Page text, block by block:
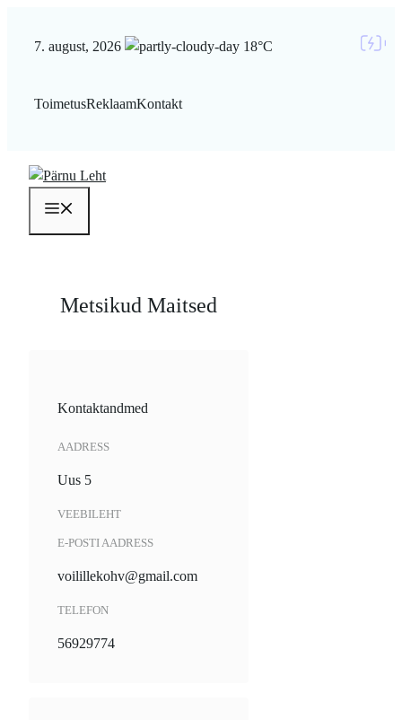
7. august, 2026 18°C
ToimetusReklaamKontakt
Metsikud Maitsed
Kontaktandmed
AADRESS
Uus 5
VEEBILEHT
E-POSTI AADRESS
voilillekohv@gmail.com
TELEFON
56929774